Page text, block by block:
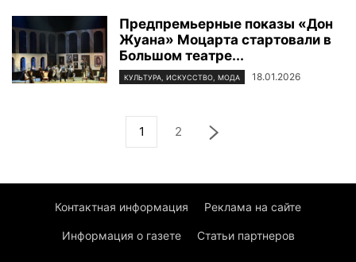
Предпремьерные показы «Дон
Жуана» Моцарта стартовали в
Большом театре...
КУЛЬТУРА, ИСКУССТВО, МОДА 18.01.2026
1 2
Контактная информация Реклама на сайте
Информация о газете Статьи партнеров